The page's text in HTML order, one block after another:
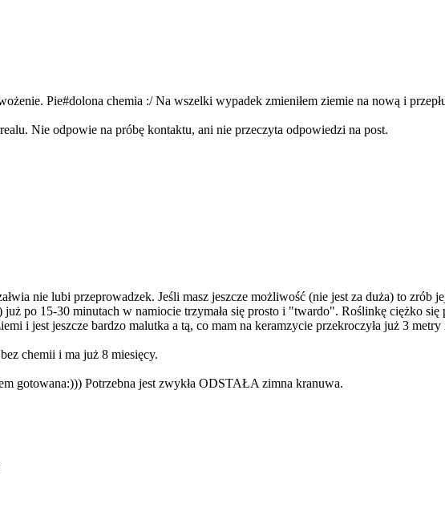
Pie#dolona chemia :/ Na wszelki wypadek zmieniłem ziemie na nową i
Nie odpowie na próbę kontaktu, ani nie przeczyta odpowiedzi na post.
nie lubi przeprowadzek. Jeśli masz jeszcze możliwość (nie jest za duża) to zrób
już po 15-30 minutach w namiocie trzymała się prosto i "twardo". Roślinkę ciężko
i jest jeszcze bardzo malutka a tą, co mam na keramzycie przekroczyła już 3
chemii i ma już 8 miesięcy.
gotowana:))) Potrzebna jest zwykła ODSTAŁA zimna kranuwa.